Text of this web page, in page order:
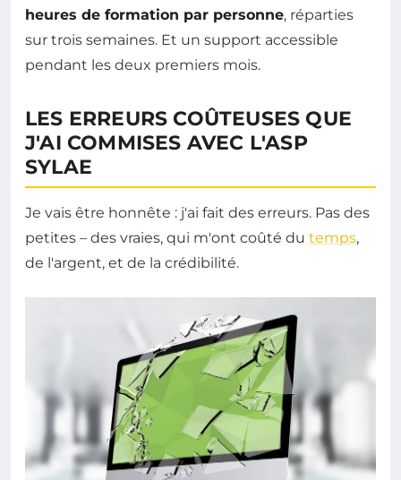
heures de formation par personne, réparties
sur trois semaines. Et un support accessible
pendant les deux premiers mois.
LES ERREURS COÛTEUSES QUE
J'AI COMMISES AVEC L'ASP
SYLAE
Je vais être honnête : j'ai fait des erreurs. Pas des
petites – des vraies, qui m'ont coûté du temps,
de l'argent, et de la crédibilité.